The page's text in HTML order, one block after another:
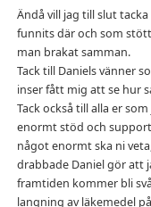
Ändå vill jag till slut
funnits där och som
man brakat samman.
Tack till Daniels vänner
inser fått mig att se hur
Tack också till alla er
enormt stöd och
något enormt ska ni
drabbade Daniel gör att
framtiden kommer bli
langning av läkemedel